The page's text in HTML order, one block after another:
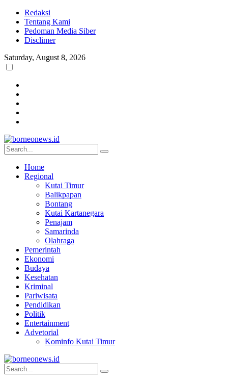
Redaksi
Tentang Kami
Pedoman Media Siber
Disclimer
Saturday, August 8, 2026
Home
Regional
Kutai Timur
Balikpapan
Bontang
Kutai Kartanegara
Penajam
Samarinda
Olahraga
Pemerintah
Ekonomi
Budaya
Kesehatan
Kriminal
Pariwisata
Pendidikan
Politik
Entertainment
Advetorial
Kominfo Kutai Timur